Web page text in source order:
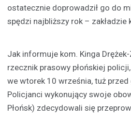
ostatecznie doprowadził go do
spędzi najbliższy rok – zakładzie
Jak informuje kom. Kinga
rzecznik prasowy płońskiej
we wtorek 10 września, tuż przed
Policjanci wykonujący swoje
Płońsk) zdecydowali się